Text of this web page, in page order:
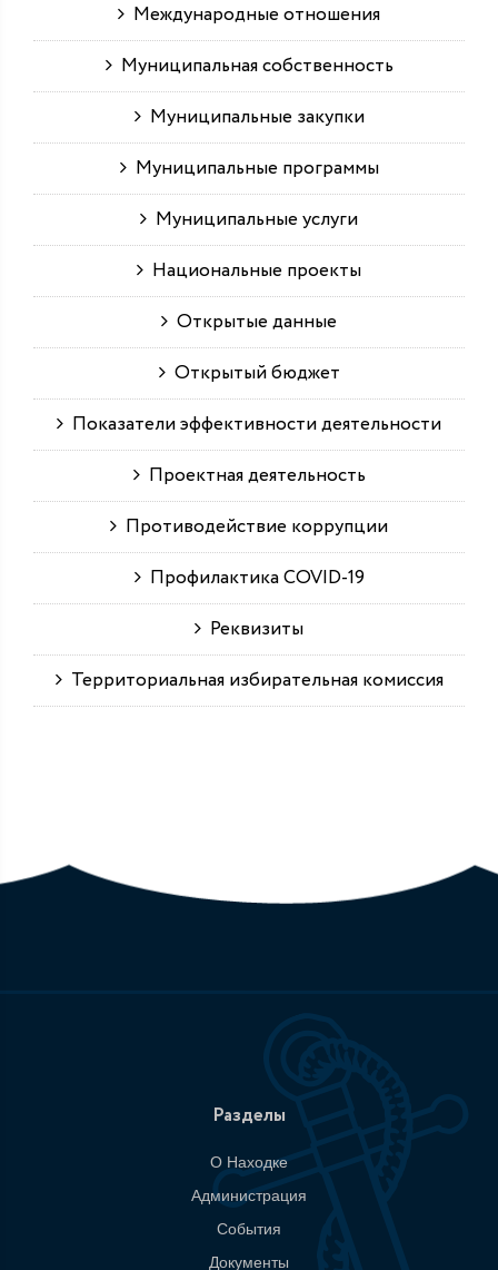
Международные отношения
Муниципальная собственность
Муниципальные закупки
Муниципальные программы
Муниципальные услуги
Национальные проекты
Открытые данные
Открытый бюджет
Показатели эффективности деятельности
Проектная деятельность
Противодействие коррупции
Профилактика COVID-19
Реквизиты
Территориальная избирательная комиссия
Разделы
О Находке
Администрация
События
Документы